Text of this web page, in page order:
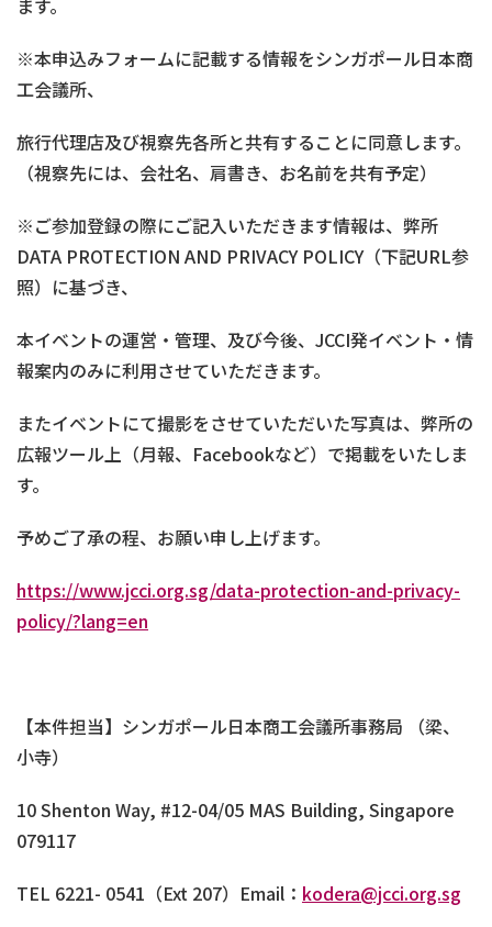
ます。
※本申込みフォームに記載する情報をシンガポール日本商
工会議所、
旅行代理店及び視察先各所と共有することに同意します。
（視察先には、会社名、肩書き、お名前を共有予定）
※ご参加登録の際にご記入いただきます情報は、弊所
DATA PROTECTION AND PRIVACY POLICY（下記URL参
照）に基づき、
本イベントの運営・管理、及び今後、JCCI発イベント・情
報案内のみに利用させていただきます。
またイベントにて撮影をさせていただいた写真は、弊所の
広報ツール上（月報、Facebookなど）で掲載をいたしま
す。
予めご了承の程、お願い申し上げます。
https://www.jcci.org.sg/data-protection-and-privacy-
policy/?lang=en
【本件担当】シンガポール日本商工会議所事務局 （梁、
小寺）
10 Shenton Way, #12-04/05 MAS Building, Singapore
079117
TEL 6221- 0541（Ext 207）Email： kodera@jcci.org.sg